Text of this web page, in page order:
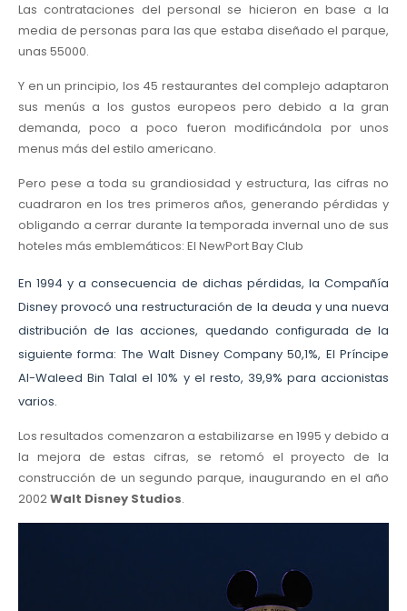
Las contrataciones del personal se hicieron en base a la
media de personas para las que estaba diseñado el parque,
unas 55000.
Y en un principio, los 45 restaurantes del complejo adaptaron
sus menús a los gustos europeos pero debido a la gran
demanda, poco a poco fueron modificándola por unos
menus más del estilo americano.
Pero pese a toda su grandiosidad y estructura, las cifras no
cuadraron en los tres primeros años, generando pérdidas y
obligando a cerrar durante la temporada invernal uno de sus
hoteles más emblemáticos: El NewPort Bay Club
En 1994 y a consecuencia de dichas pérdidas, la Compañía
Disney provocó una restructuración de la deuda y una nueva
distribución de las acciones, quedando configurada de la
siguiente forma: The Walt Disney Company 50,1%, El Príncipe
Al-Waleed Bin Talal el 10% y el resto, 39,9% para accionistas
varios.
Los resultados comenzaron a estabilizarse en 1995 y debido a
la mejora de estas cifras, se retomó el proyecto de la
construcción de un segundo parque, inaugurando en el año
2002Walt Disney Studios.